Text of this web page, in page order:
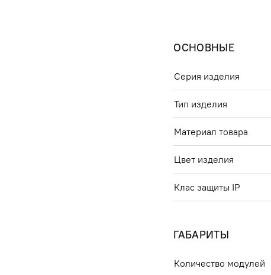
ОСНОВНЫЕ
Серия изделия
Тип изделия
Материал товара
Цвет изделия
Клас защиты IP
ГАБАРИТЫ
Количество модулей